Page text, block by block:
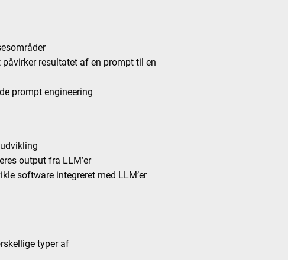
resultatet af en prompt til en
prompt engineering
output fra LLM’er
software integreret med LLM’er
typer af